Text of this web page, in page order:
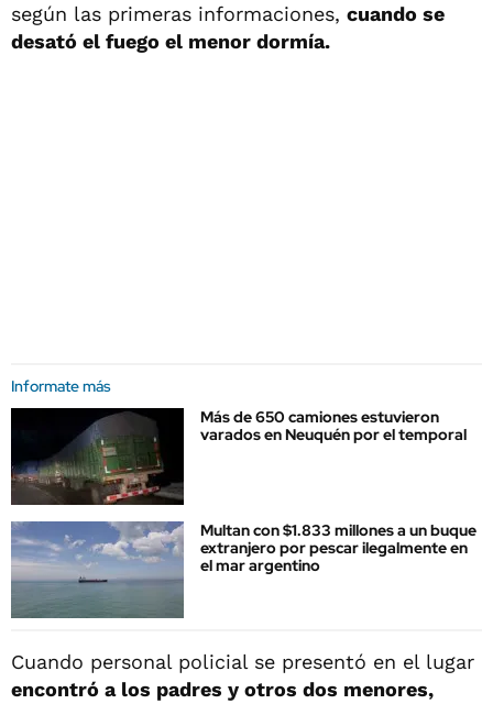
según las primeras informaciones, cuando se
desató el fuego el menor dormía.
Informate más
Más de 650 camiones estuvieron
varados en Neuquén por el temporal
Multan con $1.833 millones a un buque
extranjero por pescar ilegalmente en
el mar argentino
Cuando personal policial se presentó en el lugar
encontró a los padres y otros dos menores,